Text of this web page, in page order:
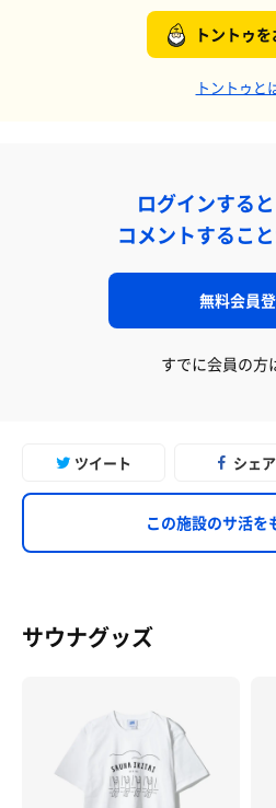
トントゥ
トントゥと
ログインする
コメントするこ
無料会員
すでに会員の方
ツイート シェア
この施設のサ活を
サウナグッズ